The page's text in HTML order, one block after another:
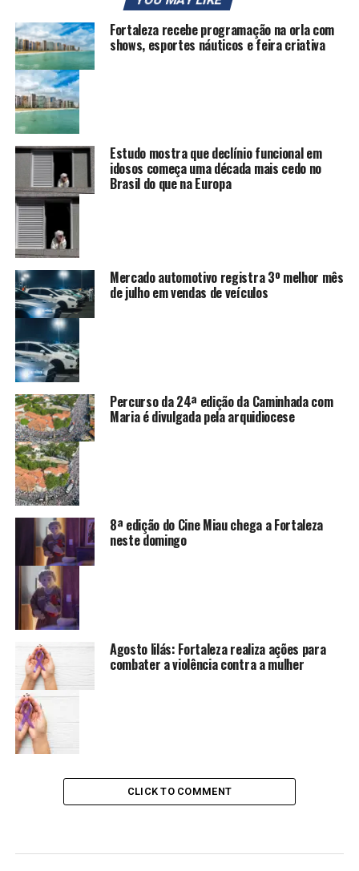
Fortaleza recebe programação na orla com
shows, esportes náuticos e feira criativa
Estudo mostra que declínio funcional em
idosos começa uma década mais cedo no
Brasil do que na Europa
Mercado automotivo registra 3º melhor mês
de julho em vendas de veículos
Percurso da 24ª edição da Caminhada com
Maria é divulgada pela arquidiocese
8ª edição do Cine Miau chega a Fortaleza
neste domingo
Agosto lilás: Fortaleza realiza ações para
combater a violência contra a mulher
CLICK TO COMMENT